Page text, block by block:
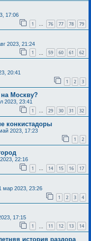
17:06
1 … 76 77 78 79
2023, 21:24
1 59 60 61 62
20:41
1 2 3
Москву?
2023, 23:41
1 … 29 30 31 32
конкистадоры
2023, 17:23
1 2
22:16
1 … 14 15 16 17
мар 2023, 23:26
1 2 3 4
17:15
1 11 12 13 14
история раздора